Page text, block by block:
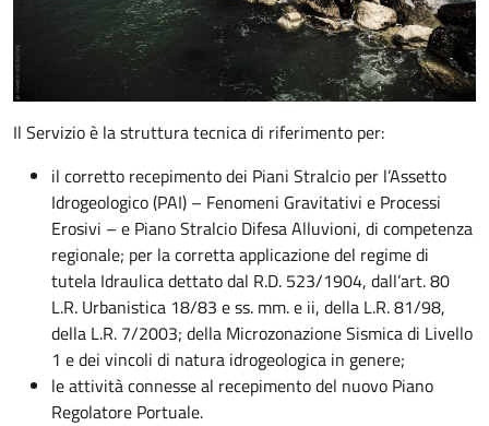
Il Servizio è la struttura tecnica di riferimento per:
il corretto recepimento dei Piani Stralcio per l’Assetto
Idrogeologico (PAI) – Fenomeni Gravitativi e Processi
Erosivi – e Piano Stralcio Difesa Alluvioni, di competenza
regionale; per la corretta applicazione del regime di
tutela Idraulica dettato dal R.D. 523/1904, dall’art. 80
L.R. Urbanistica 18/83 e ss. mm. e ii, della L.R. 81/98,
della L.R. 7/2003; della Microzonazione Sismica di Livello
1 e dei vincoli di natura idrogeologica in genere;
le attività connesse al recepimento del nuovo Piano
Regolatore Portuale.